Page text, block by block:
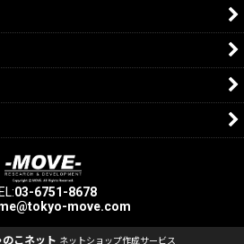
03-6751-8678
move.com
のこネット ネットショップ作成サービス